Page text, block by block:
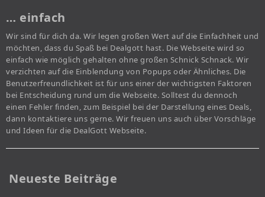
… einfach
Wir sind für dich da. Wir legen großen Wert auf die Einfachheit und
möchten, dass du Spaß bei Dealgott hast. Die Webseite wird so
einfach wie möglich gehalten ohne großen Schnick Schnack. Wir
verzichten auf die Einblendung von Popups oder Ähnliches. Die
Benutzerfreundlichkeit ist für uns einer der wichtigsten Faktoren
bei Entscheidung rund um die Webseite. Solltest du dennoch
einen Fehler finden, zum Beispiel bei der Darstellung eines Deals,
dann kontaktiere uns gerne. Wir freuen uns auch über Vorschläge
und Ideen für die DealGott Webseite.
Neueste Beiträge